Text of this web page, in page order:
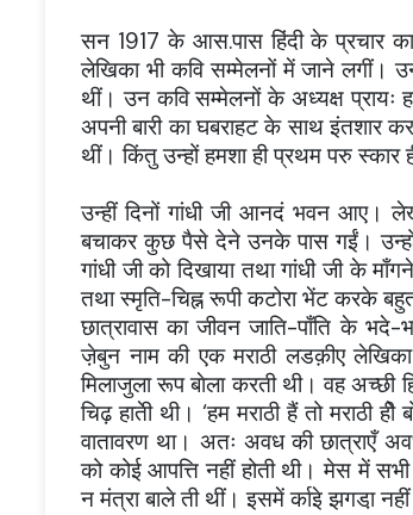
सन 1917 के आस.पास हिंदी के प्रचार
लेखिका भी कवि सम्मेलनों में जाने लगीं।
थीं। उन कवि सम्मेलनों के अध्यक्ष
अपनी बारी का घबराहट के साथ इंतशार
थीं। किंतु उन्हों हमशा ही प्रथम परु स्कार
उन्हीं दिनों गांधी जी आनदं भवन आए।
बचाकर कुछ पैसे देने उनके पास गईं।
गांधी जी को दिखाया तथा गांधी जी के
तथा स्मृति-चिह्न रूपी कटोरा भेंट करके
छात्रावास का जीवन जाति-पाँति के
जे़बुन नाम की एक मराठी लडक़ीए लेखिका
मिलाजुला रूप बाेला करती थी। वह अच्छी
चिढ़ हातेी थी। ‘हम मराठी हैं तो मराठी
वातावरण था। अतः अवध की छात्राएँ
को कोई आपत्ति नहीं होती थी। मेस में
न मंत्रा बाले ती थीं। इसमें र्काइे झगडा़ नहीं